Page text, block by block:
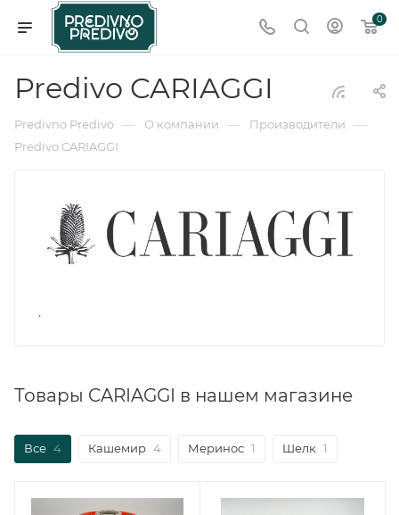
0
Predivo CARIAGGI
Predivno Predivo — О компании — Производители —
Predivo CARIAGGI
.
Товары CARIAGGI в нашем магазине
Все 4 Кашемир 4 Меринос 1 Шелк 1